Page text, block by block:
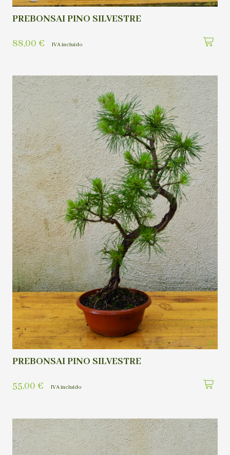
PREBONSAI PINO SILVESTRE
88,00 € IVA incluído
PREBONSAI PINO SILVESTRE
55,00 € IVA incluído